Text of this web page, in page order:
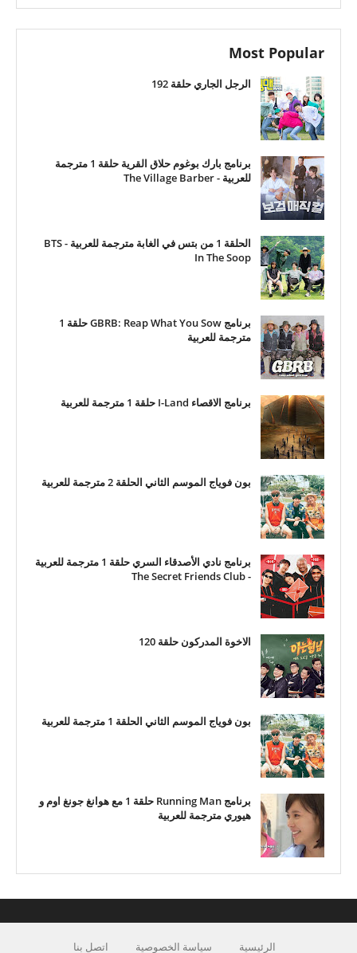
Most Popular
الرجل الجاري حلقة 192
برنامج بارك بوغوم حلاق القرية حلقة 1 مترجمة
للعربية - The Village Barber
الحلقة 1 من بتس في الغابة مترجمة للعربية - BTS
In The Soop
برنامج GBRB: Reap What You Sow حلقة 1
مترجمة للعربية
برنامج الاقصاء I-Land حلقة 1 مترجمة للعربية
بون فوياج الموسم الثاني الحلقة 2 مترجمة للعربية
برنامج نادي الأصدقاء السري حلقة 1 مترجمة للعربية
- The Secret Friends Club
الاخوة المدركون حلقة 120
بون فوياج الموسم الثاني الحلقة 1 مترجمة للعربية
برنامج Running Man حلقة 1 مع هوانغ جونغ اوم و
هيوري مترجمة للعربية
الرئيسية سياسة الخصوصية اتصل بنا